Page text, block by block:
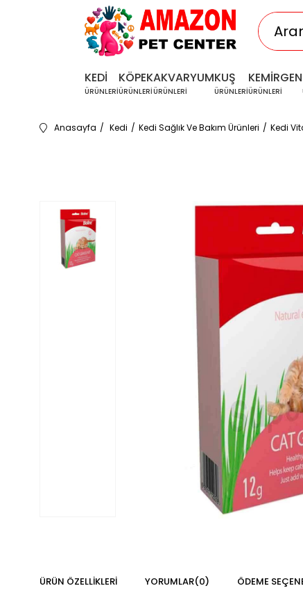
KEDİ
ÜRÜNLERİ
KÖPEK
ÜRÜNLERİ
AKVARYUM
ÜRÜNLERİ
KUŞ
ÜRÜNLERİ
KEMİRGEN
ÜRÜNLERİ
Anasayfa Kedi Kedi Sağlık Ve Bakım Ürünleri Kedi
ÜRÜN ÖZELLIKLERI YORUMLAR(0) ÖDEME